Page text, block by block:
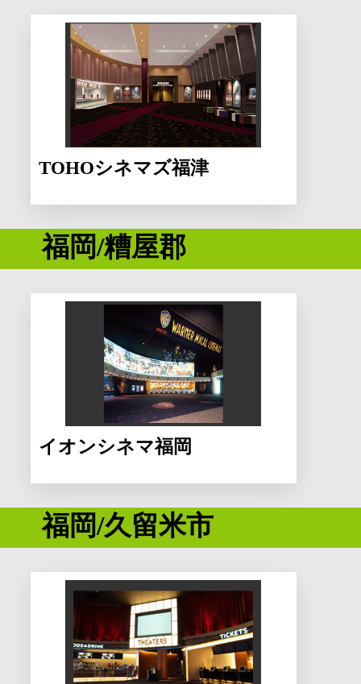
TOHOシネマズ福津
福岡/糟屋郡
イオンシネマ福岡
福岡/久留米市